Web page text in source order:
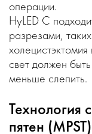
операции.
HyLED C
разрезами,
свет должен
меньше слепить.
Технология
пятен (MPST)